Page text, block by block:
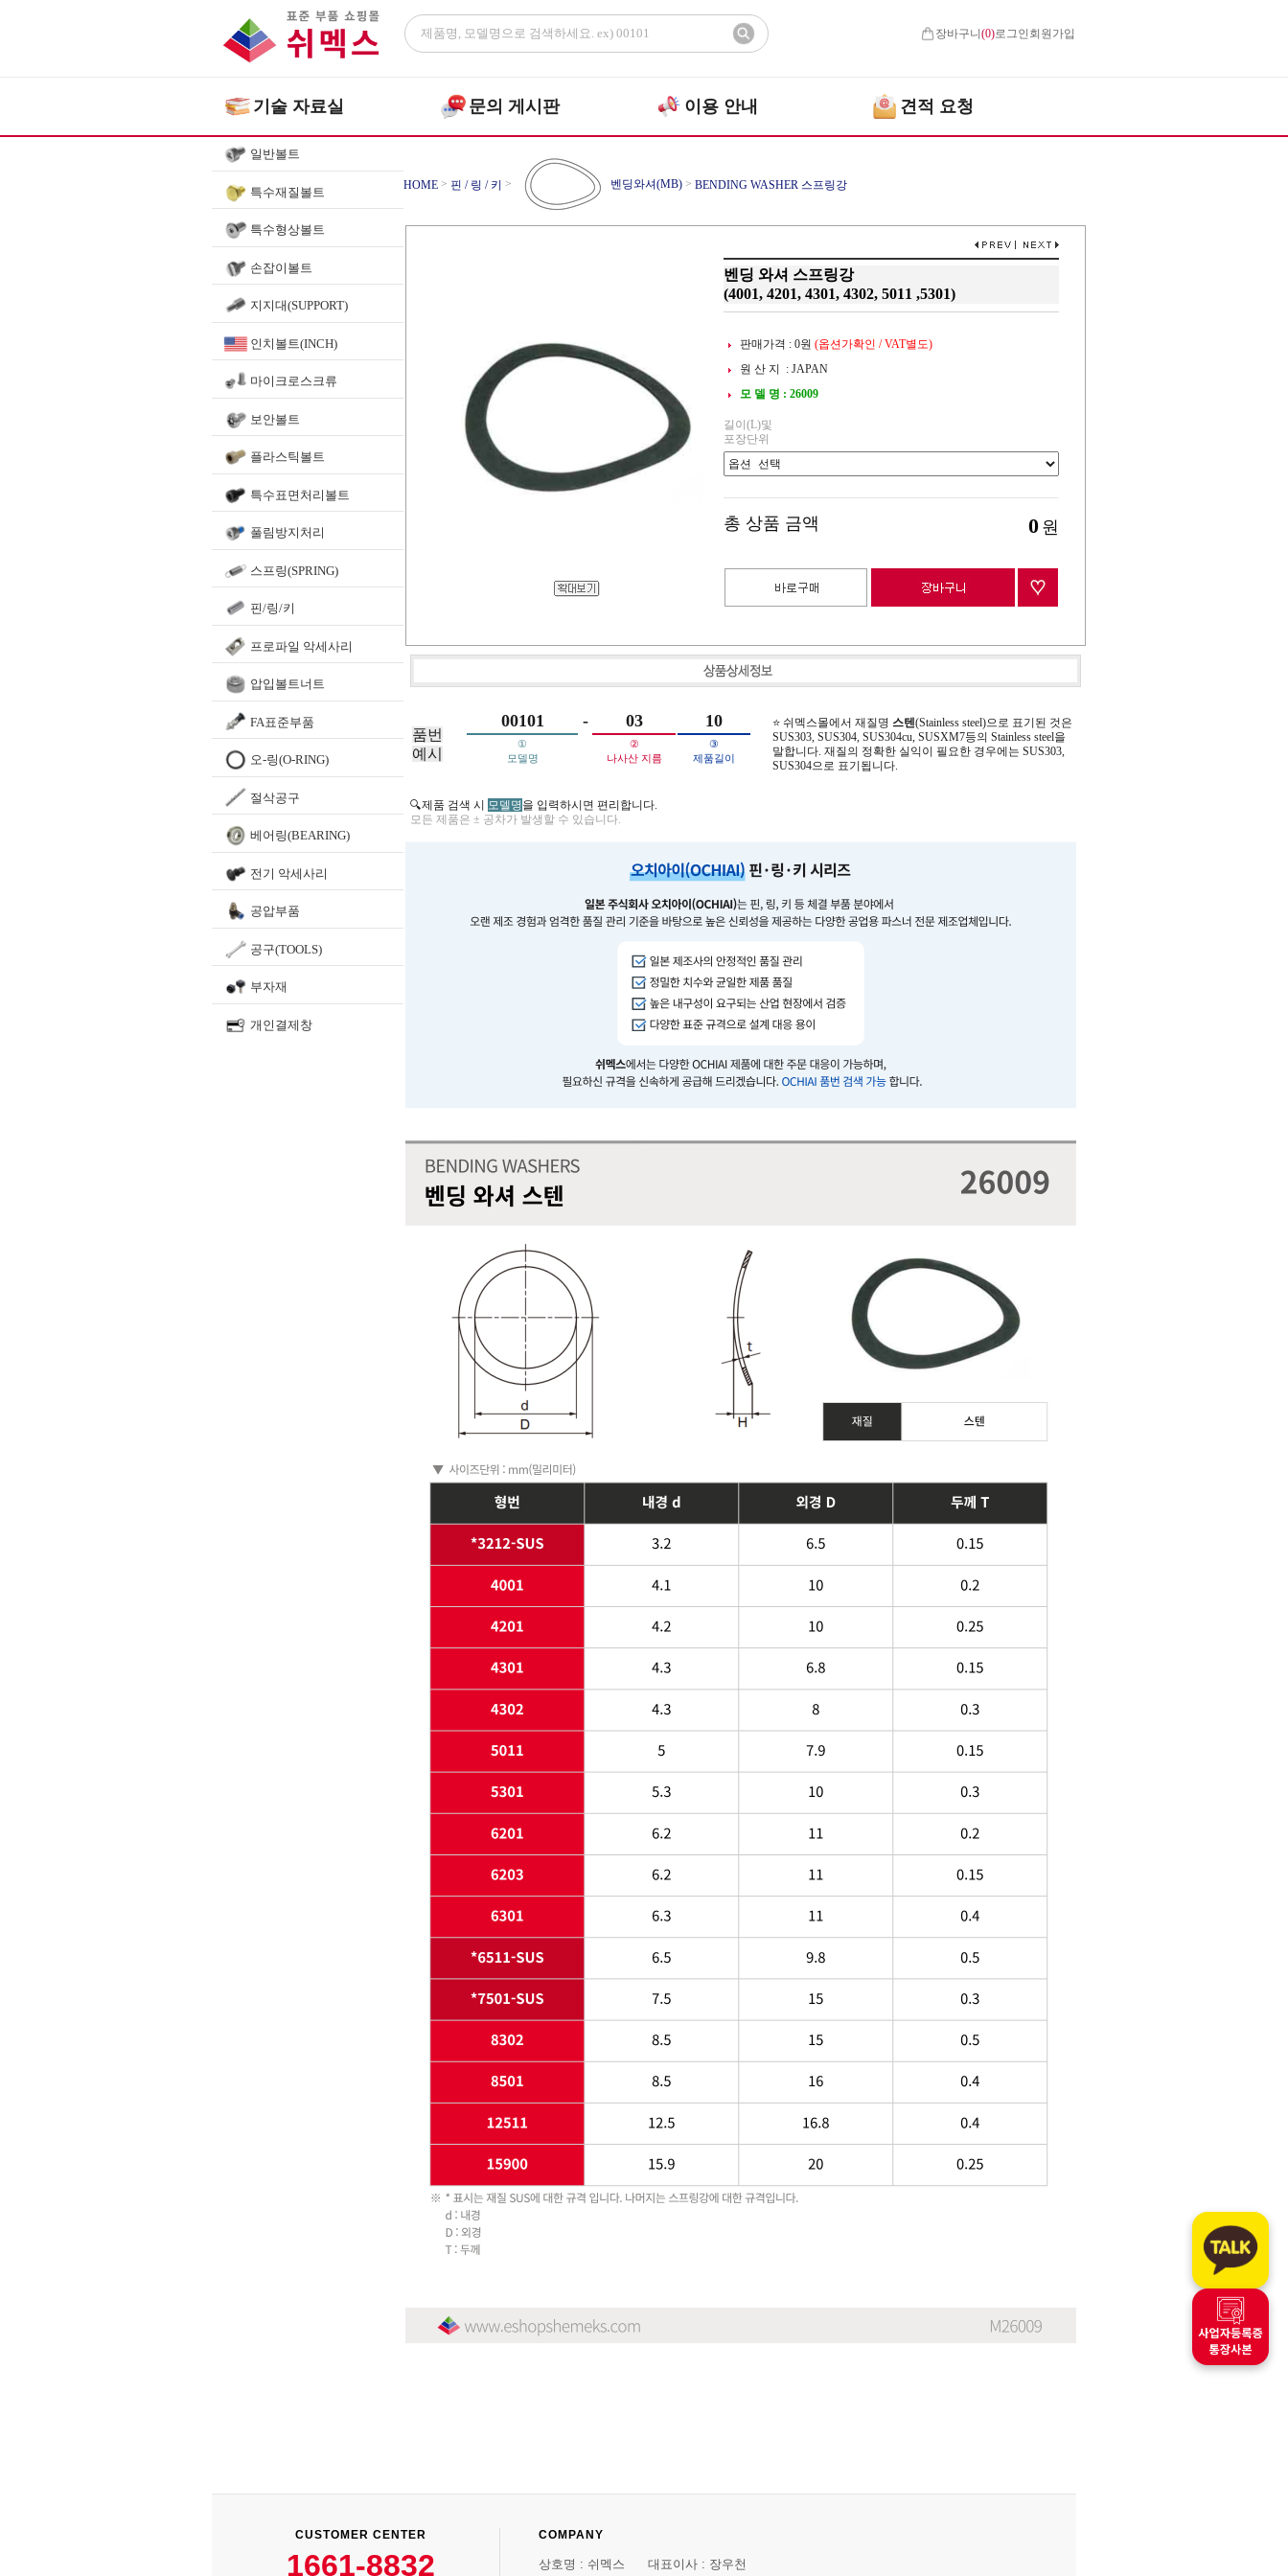
장바구니(0)로그인 회원가입
기술 자료실 문의 게시판 이용 안내 견적 요청
일반볼트
특수재질볼트
특수형상볼트
손잡이볼트
지지대(SUPPORT)
인치볼트(INCH)
마이크로스크류
보안볼트
플라스틱볼트
특수표면처리볼트
풀림방지처리
스프링(SPRING)
핀/링/키
프로파일 악세사리
압입볼트너트
FA표준부품
오-링(O-RING)
절삭공구
베어링(BEARING)
전기 악세사리
공압부품
공구(TOOLS)
부자재
개인결제창
HOME > 핀 / 링 / 키 > 벤딩와셔(MB) > BENDING WASHER 스프링강
벤딩 와셔 스프링강
(4001, 4201, 4301, 4302, 5011 ,5301)
판매가격 : 0원 (옵션가확인 / VAT별도)
원 산 지 : JAPAN
모 델 명 : 26009
길이(L)및
포장단위
총 상품 금액 0 원
품번
예시
00101 - 03 10
①
모델명
②
나사산 지름
③
제품길이
⭐ 쉬멕스몰에서 재질명 스텐(Stainless steel)으로 표기된 것은
SUS303, SUS304, SUS304cu, SUSXM7등의 Stainless steel을
말합니다. 재질의 정확한 실익이 필요한 경우에는 SUS303,
SUS304으로 표기됩니다.
🔍제품 검색 시 모델명을 입력하시면 편리합니다.
모든 제품은 ± 공차가 발생할 수 있습니다.
CUSTOMER CENTER
1661-8832
COMPANY
상호명 : 쉬멕스 대표이사 : 장우천